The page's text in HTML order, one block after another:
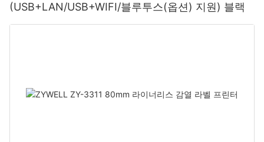
(USB+LAN/USB+WIFI/블루투스(옵션) 지원) 블랙